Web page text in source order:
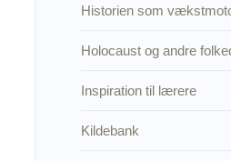
Historien som
Holocaust og andre
Inspiration til lærere
Kildebank